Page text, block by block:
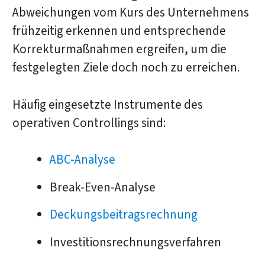
Abweichungen vom Kurs des Unternehmens
frühzeitig erkennen und entsprechende
Korrekturmaßnahmen ergreifen, um die
festgelegten Ziele doch noch zu erreichen.
Häufig eingesetzte Instrumente des
operativen Controllings sind:
ABC-Analyse
Break-Even-Analyse
Deckungsbeitragsrechnung
Investitionsrechnungsverfahren